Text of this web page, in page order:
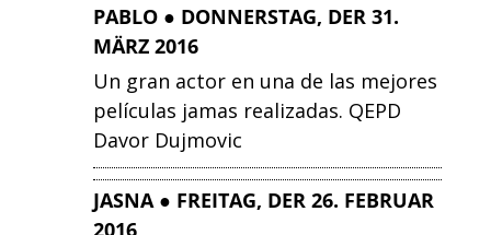
PABLO ● DONNERSTAG, DER 31.
MÄRZ 2016
Un gran actor en una de las mejores
películas jamas realizadas. QEPD
Davor Dujmovic
JASNA ● FREITAG, DER 26. FEBRUAR
2016